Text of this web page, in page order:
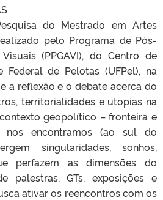
do Mestrado em Artes
pelo Programa de Pós-
(PPGAVI), do Centro de
Federal de Pelotas (UFPel), na
a reflexão e o debate acerca do
territorialidades e utopias na
geopolítico – fronteira e
encontramos (ao sul do
singularidades, sonhos,
perfazem as dimensões do
palestras, GTs, exposições e
ativar os reencontros com os